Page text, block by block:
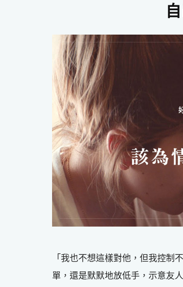
「我也不想這樣對他，但我控制
單，還是默默地放低手，示意友